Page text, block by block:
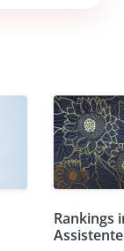
Rankings